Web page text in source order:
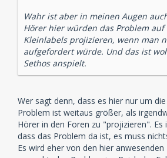
Wahr ist aber in meinen Augen
Hörer hier würden das Problem auf
Kleinlabels projizieren, wenn man
aufgefordert würde. Und das ist
Sethos anspielt.
Wer sagt denn, dass es hier nur um
Problem ist weitaus größer, als
Hörer in den Foren zu "projizieren". Es
dass das Problem da ist, es muss
Es wird eher von den hier anwesenden